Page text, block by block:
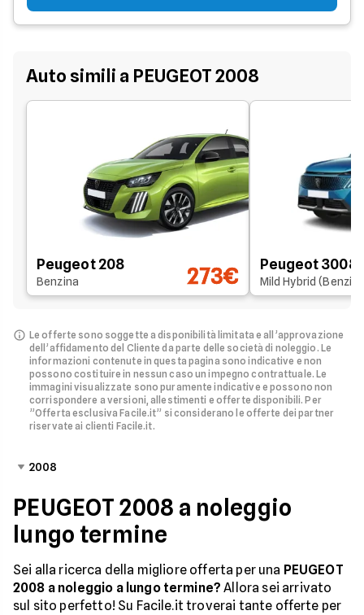
Auto simili a PEUGEOT 2008
Peugeot 208
Benzina 273€ Peugeot 3008
Mild Hybrid
Le offerte sono soggette a disponibilità limitata e all’approvazione
dell’affidamento del Cliente da parte delle società di noleggio. Le
informazioni contenute in questa pagina sono indicative e non
possono costituire in nessun caso un impegno contrattuale. Le
immagini visualizzate sono puramente indicative e possono non
corrispondere a versioni, allestimenti e offerte disponibili. Per
”Offerta esclusiva Facile.it” si considerano le offerte dei partner
riservate ai clienti Facile.it.
2008
PEUGEOT 2008 a noleggio
lungo termine
Sei alla ricerca della migliore offerta per una PEUGEOT
2008 a noleggio a lungo termine? Allora sei arrivato
sul sito perfetto! Su Facile.it troverai tante offerte per